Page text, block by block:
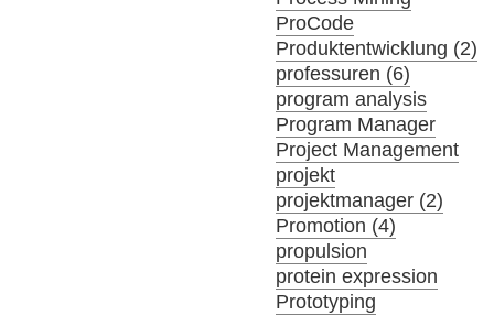
ProCode
Produktentwicklung (2)
professuren (6)
program analysis
Program Manager
Project Management
projekt
projektmanager (2)
Promotion (4)
propulsion
protein expression
Prototyping